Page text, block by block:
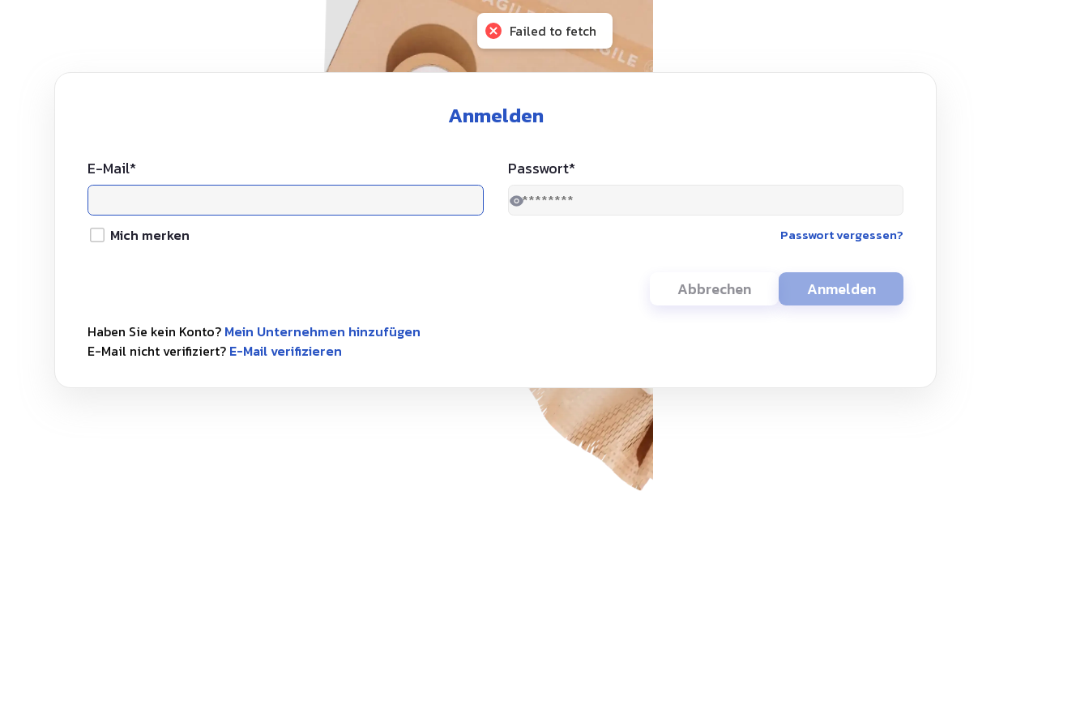
Anmelden
E-Mail* Passwort*
Mich merken Passwort vergessen?
Abbrechen Anmelden
Haben Sie kein Konto?
Mein Unternehmen hinzufügen
E-Mail nicht verifiziert? E-Mail verifizieren
Failed to fetch